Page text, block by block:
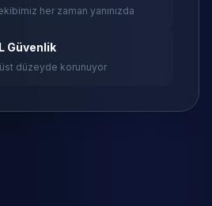
her zaman yanınızda
Güvenlik
düzeyde korunuyor